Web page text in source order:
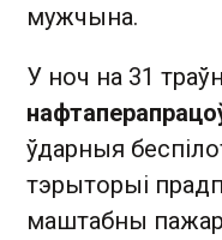
мужчына.
У ноч на 31
ўдарныя
тэрыторыі
маштабны